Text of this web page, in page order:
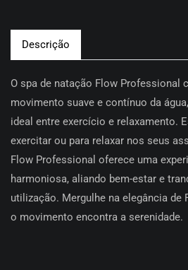
Descrição
O spa de natação Flow Professional
movimento suave e contínuo da
ideal entre exercício e relaxamento.
exercitar ou para relaxar nos seus
Flow Professional oferece uma
harmoniosa, aliando bem-estar e
utilização. Mergulhe na elegância de
o movimento encontra a serenidade.